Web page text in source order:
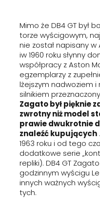
Mimo że DB4 GT był
torze wyścigowym,
nie został napisany w
iw 1960 roku słynny
współpracy z Aston
egzemplarzy z
lżejszym nadwoziem
silnikiem
Zagato był pięknie
zwrotny niż model
prawie dwukrotnie
znaleźć kupujących
1963 roku i od tego
dodatkowe serie
repliki). DB4 GT
godzinnym wyścigu
innych ważnych
tych.